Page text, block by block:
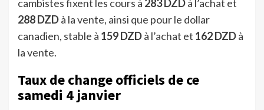
cambistes fixent les cours à 283 DZDà l’achat et
288 DZDà la vente, ainsi que pour le dollar
canadien, stable à 159 DZDà l’achat et 162 DZDà
la vente.
Taux de change officiels de ce
samedi 4 janvier